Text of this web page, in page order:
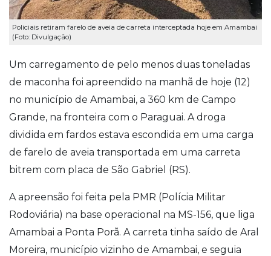
Policiais retiram farelo de aveia de carreta interceptada hoje em Amambai
(Foto: Divulgação)
Um carregamento de pelo menos duas toneladas
de maconha foi apreendido na manhã de hoje (12)
no município de Amambai, a 360 km de Campo
Grande, na fronteira com o Paraguai. A droga
dividida em fardos estava escondida em uma carga
de farelo de aveia transportada em uma carreta
bitrem com placa de São Gabriel (RS).
A apreensão foi feita pela PMR (Polícia Militar
Rodoviária) na base operacional na MS-156, que liga
Amambai a Ponta Porã. A carreta tinha saído de Aral
Moreira, município vizinho de Amambai, e seguia